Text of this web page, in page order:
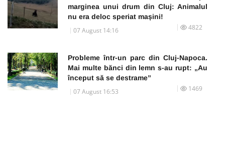
marginea unui drum din Cluj: Animalul
nu era deloc speriat mașini!
07 August 14:16 4822
Probleme într-un parc din Cluj-Napoca.
Mai multe bănci din lemn s-au rupt: „Au
început să se destrame”
07 August 16:53 1469